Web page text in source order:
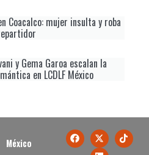
Coacalco: mujer insulta y roba
y Gema Garoa escalan la
en LCDLF México
México